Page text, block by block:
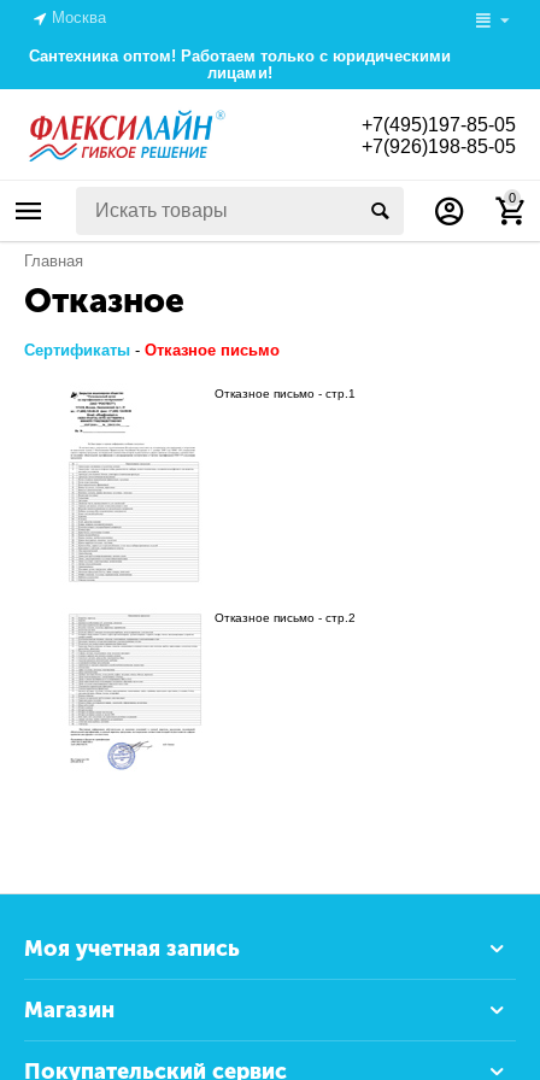
Москва
Сантехника оптом! Работаем только с юридическими
лицами!
+7(495)197-85-05
+7(926)198-85-05
0
Главная
Отказное
Сертификаты -Отказное письмо
Отказное письмо - стр.1
Отказное письмо - стр.2
Моя учетная запись
Магазин
Покупательский сервис